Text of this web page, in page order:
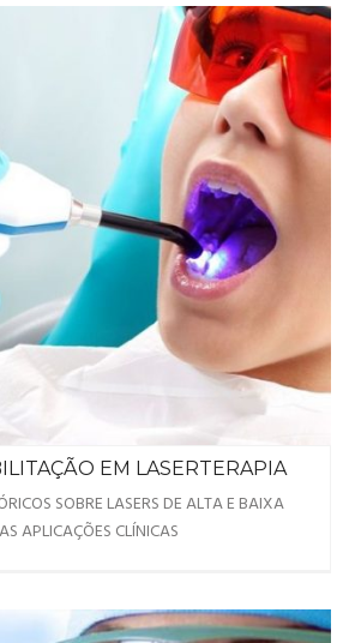
EM LASERTERAPIA
SOBRE LASERS DE ALTA E BAIXA
APLICAÇÕES CLÍNICAS